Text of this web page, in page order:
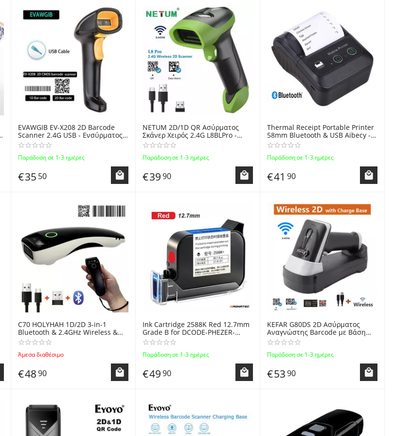
EVAWGIB EV-X208 2D Barcode
Scanner 2.4G USB - Ενσύρματος
Αναγνώστης Barcode 1D & 2D QR
Code
Παράδοση σε 1-3 ημέρες
€35 50
NETUM 2D/1D QR Ασύρματος
Σκάνερ Χειρός 2.4G L8BLPro -
Wireless Barcode Laser Scanner
Παράδοση σε 1-3 ημέρες
€3990
Thermal Receipt Portable Printer
58mm Bluetooth & USB Aibecy -
Φορητός Θερμικός εκτυπωτής
αποδείξεων
Παράδοση σε 1-3 ημέρες
€41 90
C70 HOLYHAH 1D/2D 3-in-1
Bluetooth & 2.4GHz Wireless &
USB Pocket CMOS Barcode
Scanner
Άμεσα διαθέσιμο
€4890
Ink Cartridge 2588K Red 12.7mm
Grade B for DCODE-PHEZER-
YAOMATEC Portable Handheld
Inkjet Thermal QR Code, Logo
Label Printers
Παράδοση σε 1-3 ημέρες
€4990
KEFAR G80DS 2D Ασύρματος
Αναγνώστης Barcode με Βάση
Στήριξης και Φόρτισης Wireless
Barcode Scanner 1D/2D 2.4GHz
USB CMOS
Παράδοση σε 1-3 ημέρες
€5390